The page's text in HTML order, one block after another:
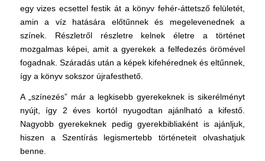
egy vizes ecsettel festik át a könyv fehér-áttetsző felületét,
amin a víz hatására előtűnnek és megelevenednek a
színek. Részletről részletre kelnek életre a történet
mozgalmas képei, amit a gyerekek a felfedezés örömével
fogadnak. Száradás után a képek kifehérednek és eltűnnek,
így a könyv sokszor újrafesthető.
A „színezés” már a legkisebb gyerekeknek is sikerélményt
nyújt, így 2 éves kortól nyugodtan ajánlható a kifestő.
Nagyobb gyerekeknek pedig gyerekbibliaként is ajánljuk,
hiszen a Szentírás legismertebb történeteit olvashatjuk
benne.